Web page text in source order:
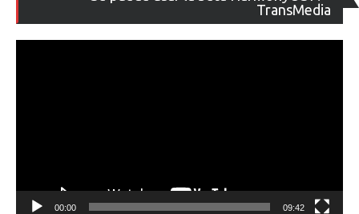
TransMedia
de
00:00 09:42